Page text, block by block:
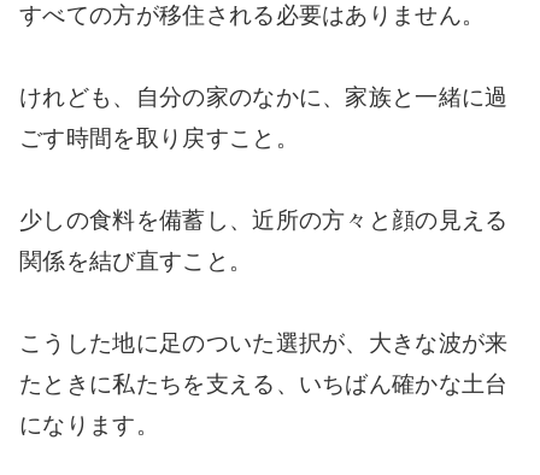
すべての方が移住される必要はありません。
けれども、自分の家のなかに、家族と一緒に過
ごす時間を取り戻すこと。
少しの食料を備蓄し、近所の方々と顔の見える
関係を結び直すこと。
こうした地に足のついた選択が、大きな波が来
たときに私たちを支える、いちばん確かな土台
になります。